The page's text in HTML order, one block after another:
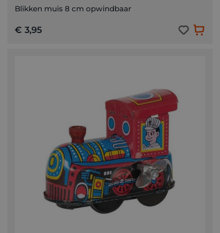
Blikken muis 8 cm opwindbaar
€ 3,95